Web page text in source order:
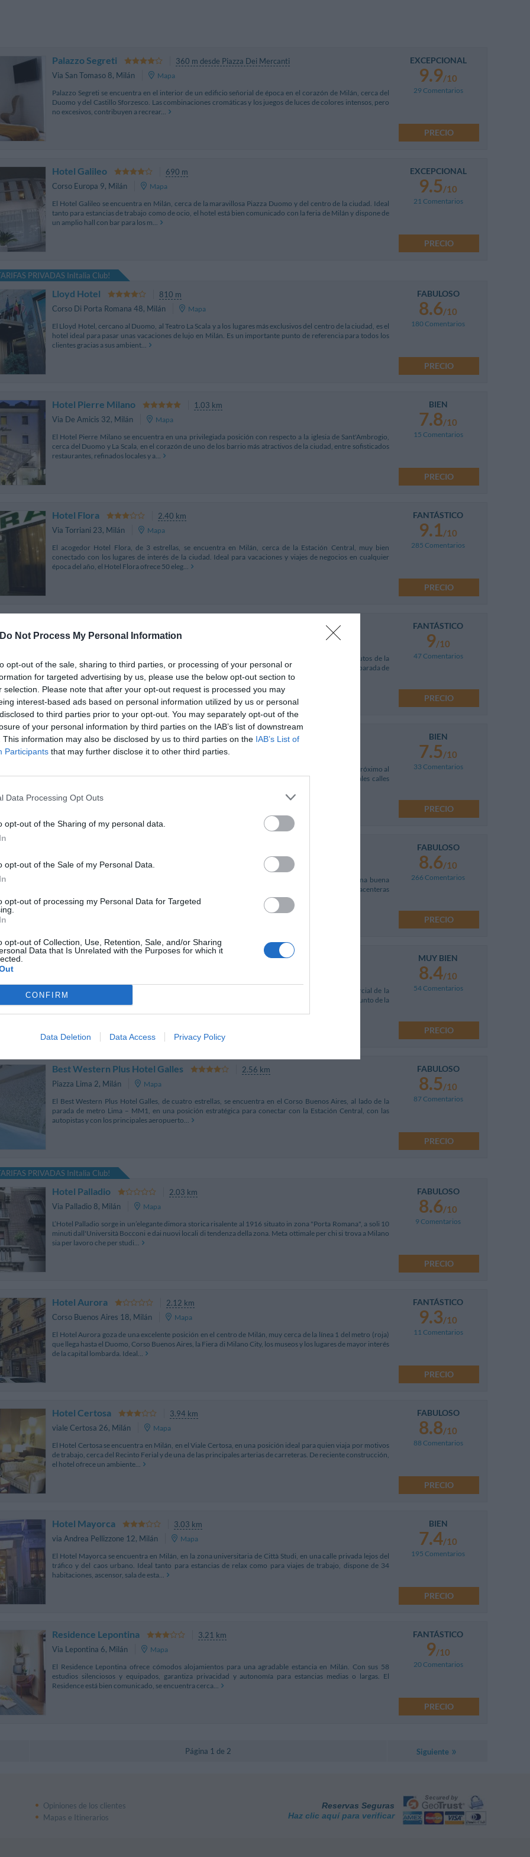
Do Not Process My Personal Information
opt-out of the sale, sharing to third parties, or processing of your personal or
for targeted advertising by us, please use the below opt-out section to
selection. Please note that after your opt-out request is processed you may
interest-based ads based on personal information utilized by us or personal
to third parties prior to your opt-out. You may separately opt-out of the
of your personal information by third parties on the IAB’s list of downstream
This information may also be disclosed by us to third parties on the IAB’s List of
Participants that may further disclose it to other third parties.
Data Processing Opt Outs
opt-out of the Sharing of my personal data.
opt-out of the Sale of my Personal Data.
opt-out of processing my Personal Data for Targeted
opt-out of Collection, Use, Retention, Sale, and/or Sharing
Data that Is Unrelated with the Purposes for which it
CONFIRM
Data Deletion Data Access Privacy Policy
Palazzo Segreti
360 m desde Piazza Dei Mercanti
Via San Tomaso 8, Milán
Mapa
Palazzo Segreti se encuentra en el interior de un edificio señorial de época en el corazón de Milán, cerca del
Duomo y del Castillo Sforzesco. Las combinaciones cromáticas y los juegos de luces de colores intensos, pero
no excesivos, contribuyen a recrear...
EXCEPCIONAL
9.9/10
29 Comentarios
PRECIO
Hotel Galileo
690 m
Corso Europa 9, Milán
Mapa
El Hotel Galileo se encuentra en Milán, cerca de la maravillosa Piazza Duomo y del centro de la ciudad. Ideal
tanto para estancias de trabajo como de ocio, el hotel está bien comunicado con la feria de Milán y dispone de
un amplio hall con bar para los m...
EXCEPCIONAL
9.5/10
21 Comentarios
PRECIO
PRIVADAS InItalia Club!
Lloyd Hotel
810 m
Corso Di Porta Romana 48, Milán
Mapa
El Lloyd Hotel, cercano al Duomo, al Teatro La Scala y a los lugares más exclusivos del centro de la ciudad, es el
hotel ideal para pasar unas vacaciones de lujo en Milán. Es un importante punto de referencia para todos los
clientes gracias a sus ambient...
FABULOSO
8.6/10
180 Comentarios
PRECIO
Hotel Pierre Milano
1.03 km
Via De Amicis 32, Milán
Mapa
El Hotel Pierre Milano se encuentra en una privilegiada posición con respecto a la iglesia de Sant'Ambrogio,
cerca del Duomo y La Scala, en el corazón de uno de los barrio más atractivos de la ciudad, entre sofisticados
restaurantes, refinados locales y a...
BIEN
7.8/10
15 Comentarios
PRECIO
Hotel Flora
2.40 km
Via Torriani 23, Milán
Mapa
El acogedor Hotel Flora, de 3 estrellas, se encuentra en Milán, cerca de la Estación Central, muy bien
conectado con los lugares de interés de la ciudad. Ideal para vacaciones y viajes de negocios en cualquier
época del año, el Hotel Flora ofrece 50 eleg...
FANTÁSTICO
9.1/10
285 Comentarios
PRECIO
Viale Isonzo 2,Milán
Mapa
El Best Western Hotel Major se encuentra en Milán, en la zona de "Porta Romana", a sólo 10 minutos de la
Università Bocconi y de los locales de moda de la zona. Cerca de la entrada del hotel se encuentra la parada de
la línea 3 del Metro, "Lodi T.I.B.B"...
FANTÁSTICO
9/10
47 Comentarios
PRECIO
Albergo Pavone
1.35 km
Via Dandolo 2,Milán
Mapa
El Hotel Il Pavone se encuentra en el centro de Milán, cerca del Duomo, frente al Palacio de Justicia, próximo al
Conservatorio y al Policlinico. El hotel dispone de una posición estratégica respecto a las principales calles
BIEN
7.5/10
33 Comentarios
PRECIO
Via Napo Torriani 21,Milán
El Hotel Garda se encuentra en Milán cerca de la Estación Central y del metro (líneas 2 / 3), en una buena
posición con respecto al centro turístico y comercial de la ciudad. Es el hotel ideal para pasar placenteras
estancias de ocio y negocios en el cen...
FABULOSO
8.6/10
266 Comentarios
PRECIO
El Hotel delle Nazioni se encuentra en Milán, cerca de la estación de trenes, en el corazón comercial de la
ciudad. Goza de una excelente posición que permite a los clientes llegar cómodamente a cualquier punto de la
MUY BIEN
8.4/10
54 Comentarios
PRECIO
Best Western Plus Hotel Galles
2.56 km
Piazza Lima 2, Milán
Mapa
El Best Western Plus Hotel Galles, de cuatro estrellas, se encuentra en el Corso Buenos Aires, al lado de la
parada de metro Lima – MM1, en una posición estratégica para conectar con la Estación Central, con las
autopistas y con los principales aeropuerto...
FABULOSO
8.5/10
87 Comentarios
PRECIO
PRIVADAS InItalia Club!
Hotel Palladio
2.03 km
Via Palladio 8, Milán
Mapa
L’Hotel Palladio sorge in un’elegante dimora storica risalente al 1916 situato in zona "Porta Romana", a soli 10
minuti dall'Università Bocconi e dai nuovi locali di tendenza della zona. Meta ottimale per chi si trova a Milano
sia per lavoro che per studi...
FABULOSO
8.6/10
9 Comentarios
PRECIO
Hotel Aurora
2.12 km
Corso Buenos Aires 18, Milán
Mapa
El Hotel Aurora goza de una excelente posición en el centro de Milán, muy cerca de la línea 1 del metro (roja)
que llega hasta el Duomo, Corso Buenos Aires, la Fiera di Milano City, los museos y los lugares de mayor interés
de la capital lombarda. Ideal...
FANTÁSTICO
9.3/10
11 Comentarios
PRECIO
Hotel Certosa
3.94 km
viale Certosa 26, Milán
Mapa
El Hotel Certosa se encuentra en Milán, en el Viale Certosa, en una posición ideal para quien viaja por motivos
de trabajo, cerca del Recinto Ferial y de una de las principales arterias de carreteras. De reciente construcción,
el hotel ofrece un ambiente...
FABULOSO
8.8/10
88 Comentarios
PRECIO
Hotel Mayorca
3.03 km
via Andrea Pellizzone 12, Milán
Mapa
El Hotel Mayorca se encuentra en Milán, en la zona universitaria de Città Studi, en una calle privada lejos del
tráfico y del caos urbano. Ideal tanto para estancias de relax como para viajes de trabajo, dispone de 34
habitaciones, ascensor, sala de esta...
BIEN
7.4/10
195 Comentarios
PRECIO
Residence Lepontina
3.21 km
Via Lepontina 6, Milán
Mapa
El Residence Lepontina ofrece cómodos alojamientos para una agradable estancia en Milán. Con sus 58
estudios silenciosos y equipados, garantiza privacidad y autonomía para estancias medias o largas. El
Residence está bien comunicado, se encuentra cerca...
FANTÁSTICO
9/10
20 Comentarios
PRECIO
Página 1 de 2 Siguiente
Opiniones de los clientes
Mapas e Itinerarios
Reservas Seguras
Haz clic aquí para verificar